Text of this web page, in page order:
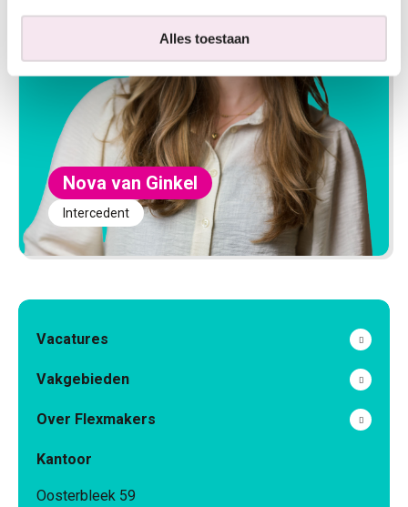
Alles toestaan
Nova van Ginkel
Intercedent
Vacatures
Vakgebieden
Over Flexmakers
Kantoor
Oosterbleek 59